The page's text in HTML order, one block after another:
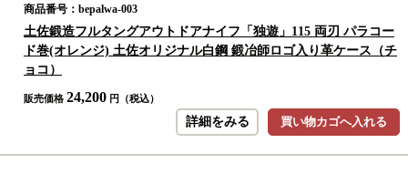
商品番号：bepalwa-003
土佐鍛造フルタングアウトドアナイフ「独遊」115 両刃 パラコー
ド巻(オレンジ) 土佐オリジナル白鋼 鍛冶師ロゴ入り革ケース（チ
ョコ）
販売価格 24,200 円（税込）
買い物カゴへ入れる
詳細をみる